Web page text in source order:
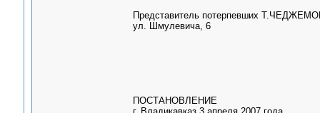
Представитель потерпевших
ул. Шмулевича, 6
ПОСТАНОВЛЕНИЕ